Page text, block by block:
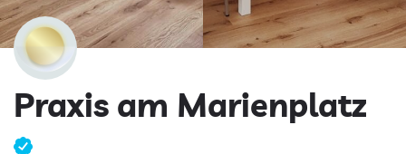
Praxis am Marienplatz